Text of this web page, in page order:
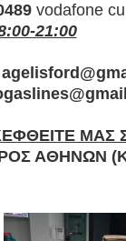
vodafone cu
21:00
ΜΑΣ
ΑΘΗΝΩΝ